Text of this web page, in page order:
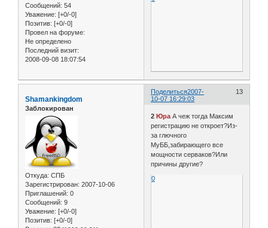
Сообщений: 54
Уважение: [+0/-0]
Позитив: [+0/-0]
Провел на форуме:
Не определено
Последний визит:
2008-09-08 18:07:54
Поделиться 13
2007-
10-07 16:29:03
Shamankingdom
Заблокирован
Откуда: СПБ
Зарегистрирован: 2007-10-06
Приглашений: 0
Сообщений: 9
Уважение: [+0/-0]
Позитив: [+0/-0]
2Юра А чеж тогда Максим
регистрацию не откроет?Из-
за глючного
МуББ,забирающего все
мощности серваков?Или
причины другие?
0